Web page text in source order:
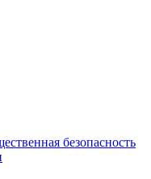
безопасность